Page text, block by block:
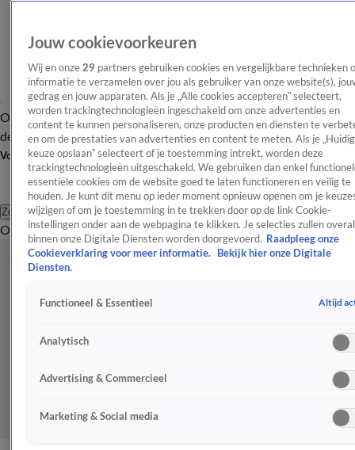
OverzichtAfleveringen Entertainment TV Algemeen
Tip
de redactieNieuwsbrief
Volg Shownieuws
Zoeken
OverzichtEntertainmentSpraakmakendRealityCrimeVideo's
Jouw cookievoorkeuren
Wij en onze 29 partners gebruiken cookies en vergelijkbare technieken
informatie te verzamelen over jou als gebruiker van onze website(s),
gedrag en jouw apparaten. Als je „Alle cookies accepteren” selecteert,
worden trackingtechnologieën ingeschakeld om onze advertenties en
content te kunnen personaliseren, onze producten en diensten te
en om de prestaties van advertenties en content te meten. Als je
keuze opslaan” selecteert of je toestemming intrekt, worden deze
trackingtechnologieën uitgeschakeld. We gebruiken dan enkel
essentiële cookies om de website goed te laten functioneren en veilig te
houden. Je kunt dit menu op ieder moment opnieuw openen om je
wijzigen of om je toestemming in te trekken door op de link Cookie-
instellingen onder aan de webpagina te klikken. Je selecties zullen overal
binnen onze Digitale Diensten worden doorgevoerd. Raadpleeg onze
Cookieverklaring voor meer informatie.
Bekijk hier onze Digitale
Diensten.
Functioneel & Essentieel Altijd
Analytisch
Advertising & Commercieel
Marketing & Social media